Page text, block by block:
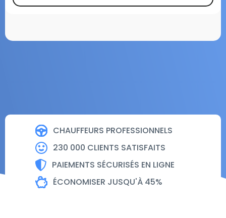
CHAUFFEURS PROFESSIONNELS
230 000 CLIENTS SATISFAITS
PAIEMENTS SÉCURISÉS EN LIGNE
ÉCONOMISER JUSQU'À 45%